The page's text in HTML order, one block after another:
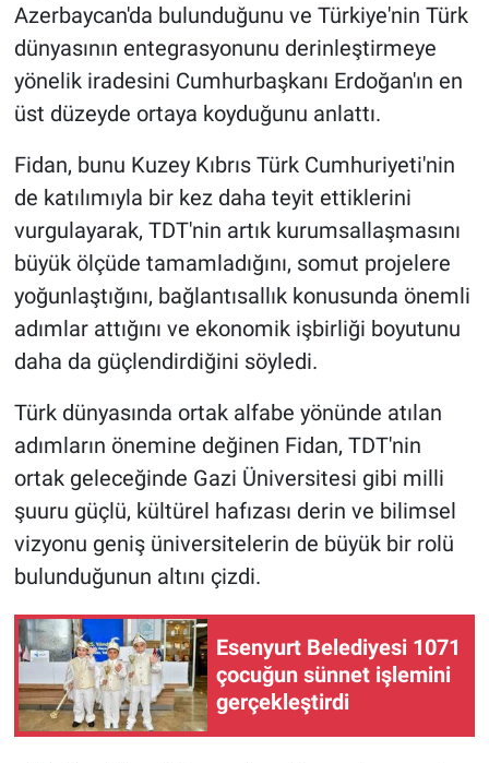
Azerbaycan'da bulunduğunu ve Türkiye'nin Türk
dünyasının entegrasyonunu derinleştirmeye
yönelik iradesini Cumhurbaşkanı Erdoğan'ın en
üst düzeyde ortaya koyduğunu anlattı.
Fidan, bunu Kuzey Kıbrıs Türk Cumhuriyeti'nin
de katılımıyla bir kez daha teyit ettiklerini
vurgulayarak, TDT'nin artık kurumsallaşmasını
büyük ölçüde tamamladığını, somut projelere
yoğunlaştığını, bağlantısallık konusunda önemli
adımlar attığını ve ekonomik işbirliği boyutunu
daha da güçlendirdiğini söyledi.
Türk dünyasında ortak alfabe yönünde atılan
adımların önemine değinen Fidan, TDT'nin
ortak geleceğinde Gazi Üniversitesi gibi milli
şuuru güçlü, kültürel hafızası derin ve bilimsel
vizyonu geniş üniversitelerin de büyük bir rolü
bulunduğunun altını çizdi.
Esenyurt Belediyesi 1071
çocuğun sünnet işlemini
gerçekleştirdi